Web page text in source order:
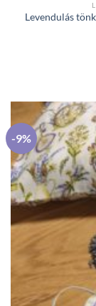
Levendulás
-9%